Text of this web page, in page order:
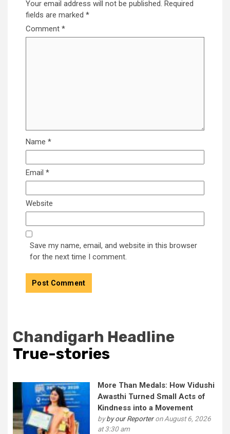
Your email address will not be published. Required
fields are marked *
Comment *
Name *
Email *
Website
Save my name, email, and website in this browser
for the next time I comment.
Chandigarh Headline
True-stories
More Than Medals: How Vidushi
Awasthi Turned Small Acts of
Kindness into a Movement
byby our Reporteron August 6, 2026
at 3:30 am